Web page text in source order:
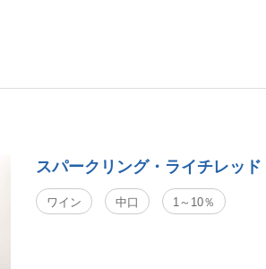
スパークリング・ライチレッド
ワイン 中口 1～10％